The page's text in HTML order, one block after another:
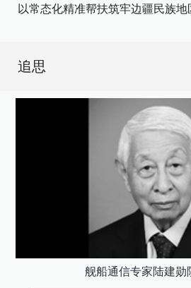
以常态化精准帮扶筑牢边疆民族
追思
舰船通信专家陆建勋